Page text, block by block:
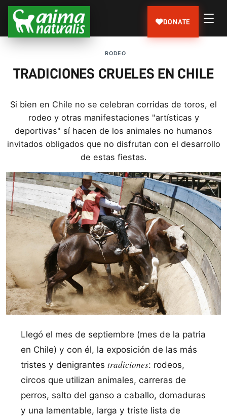
DONATE
RODEO
TRADICIONES CRUELES EN CHILE
Si bien en Chile no se celebran corridas de toros, el
rodeo y otras manifestaciones "artí­sticas y
deportivas" sí­ hacen de los animales no humanos
invitados obligados que no disfrutan con el desarrollo
de estas fiestas.
Llegó el mes de septiembre (mes de la patria
en Chile) y con él, la exposición de las más
tristes y denigrantes tradiciones: rodeos,
circos que utilizan animales, carreras de
perros, salto del ganso a caballo, domaduras
y una lamentable, larga y triste lista de